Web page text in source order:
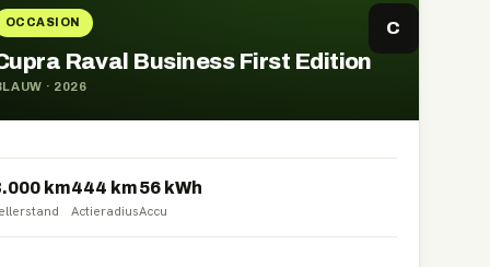
OCCASION C
Raval Business First Edition
· 2026
km444 km
Actieradius
56kWh
Accu